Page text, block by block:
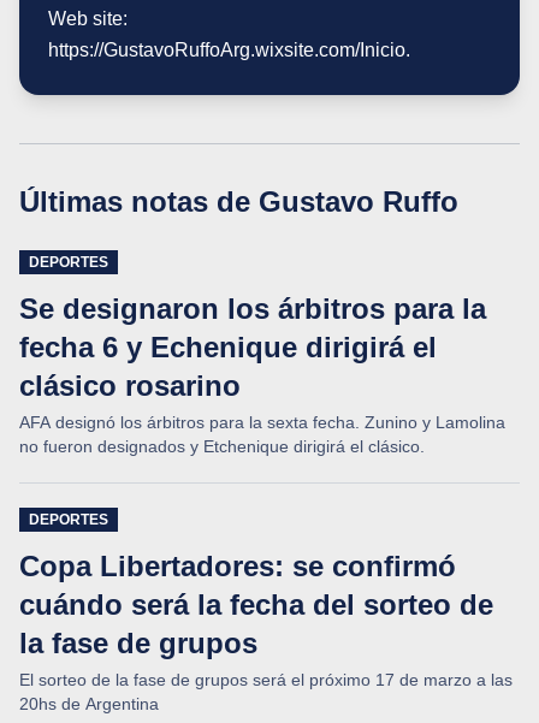
Web site:
https://GustavoRuffoArg.wixsite.com/Inicio.
Últimas notas de Gustavo Ruffo
DEPORTES
Se designaron los árbitros para la
fecha 6 y Echenique dirigirá el
clásico rosarino
AFA designó los árbitros para la sexta fecha. Zunino y Lamolina
no fueron designados y Etchenique dirigirá el clásico.
DEPORTES
Copa Libertadores: se confirmó
cuándo será la fecha del sorteo de
la fase de grupos
El sorteo de la fase de grupos será el próximo 17 de marzo a las
20hs de Argentina